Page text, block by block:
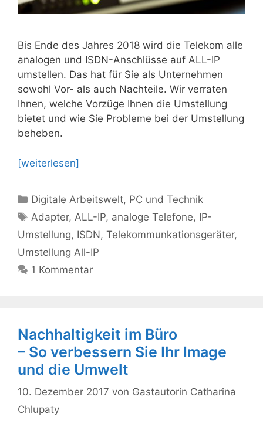
Bis Ende des Jahres 2018 wird die Telekom alle
analogen und ISDN-Anschlüsse auf ALL-IP
umstellen. Das hat für Sie als Unternehmen
sowohl Vor- als auch Nachteile. Wir verraten
Ihnen, welche Vorzüge Ihnen die Umstellung
bietet und wie Sie Probleme bei der Umstellung
beheben.
[weiterlesen]
Kategorien
Digitale Arbeitswelt, PC und Technik
Schlagwörter
Adapter, ALL-IP, analoge Telefone, IP-
Umstellung, ISDN, Telekommunkationsgeräter,
Umstellung All-IP
1 Kommentar
Nachhaltigkeit im Büro
– So verbessern Sie Ihr Image
und die Umwelt
10. Dezember 2017 von Gastautorin Catharina
Chlupaty